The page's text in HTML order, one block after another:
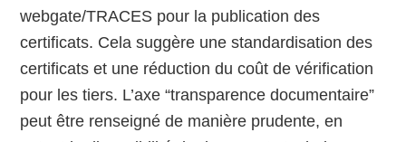
webgate/TRACES pour la publication des
certificats. Cela suggère une standardisation des
certificats et une réduction du coût de vérification
pour les tiers. L’axe “transparence documentaire”
peut être renseigné de manière prudente, en